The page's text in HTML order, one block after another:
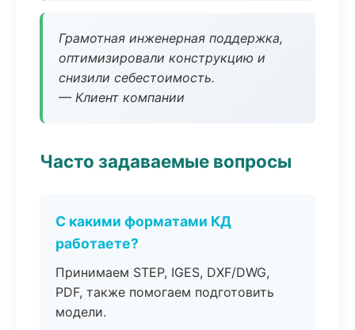
Грамотная инженерная поддержка,
оптимизировали конструкцию и
снизили себестоимость.
— Клиент компании
Часто задаваемые вопросы
С какими форматами КД
работаете?
Принимаем STEP, IGES, DXF/DWG,
PDF, также помогаем подготовить
модели.